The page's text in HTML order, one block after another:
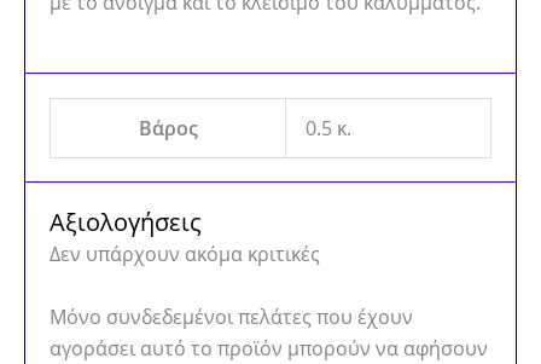
Βάρος 0.5 κ.
Αξιολογήσεις
Δεν υπάρχουν ακόμα κριτικές
Μόνο συνδεδεμένοι πελάτες που έχουν
αγοράσει αυτό το προϊόν μπορούν να αφήσουν